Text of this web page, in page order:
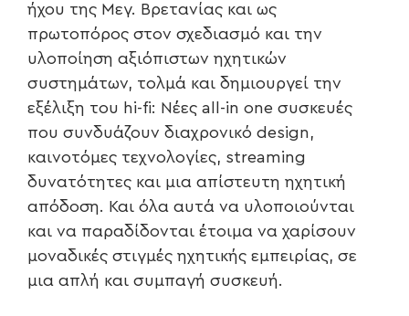
ήχου της Μεγ. Βρετανίας και ως
πρωτοπόρος στον σχεδιασμό και την
υλοποίηση αξιόπιστων ηχητικών
συστημάτων, τολμά και δημιουργεί την
εξέλιξη του hi-fi: Νέες all-in one συσκευές
που συνδυάζουν διαχρονικό design,
καινοτόμες τεχνολογίες, streaming
δυνατότητες και μια απίστευτη ηχητική
απόδοση. Και όλα αυτά να υλοποιούνται
και να παραδίδονται έτοιμα να χαρίσουν
μοναδικές στιγμές ηχητικής εμπειρίας, σε
μια απλή και συμπαγή συσκευή.